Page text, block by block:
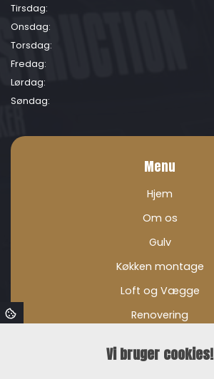
Tirsdag:
Onsdag:
Torsdag:
Fredag:
Lørdag:
Søndag:
Menu
Hjem
Om os
Gulv
Køkken montage
Loft og Vægge
Renovering
Terrasse
Vi bruger cookies!